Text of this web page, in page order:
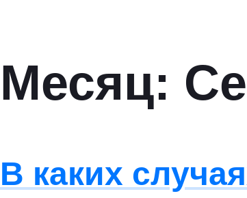
Месяц:
В каких